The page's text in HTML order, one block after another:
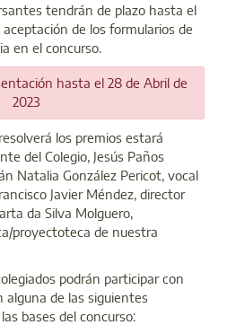
tendrán de plazo hasta el
de los formularios de
en el concurso.
hasta el 28 de Abril de
2023
los premios estará
del Colegio, Jesús Paños
Natalia González Pericot, vocal
Javier Méndez, director
da Silva Molguero,
proyectoteca de nuestra
podrán participar con
alguna de las siguientes
bases del concurso: